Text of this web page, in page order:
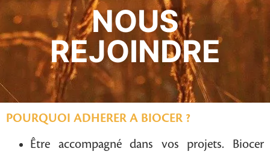
NOUS
REJOINDRE
POURQUOI ADHERER A BIOCER ?
Être accompagné dans vos projets. Biocer